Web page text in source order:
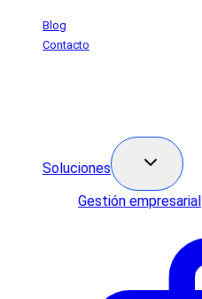
SaltarBlog
Contacto
Soluciones
Gestión empresarial